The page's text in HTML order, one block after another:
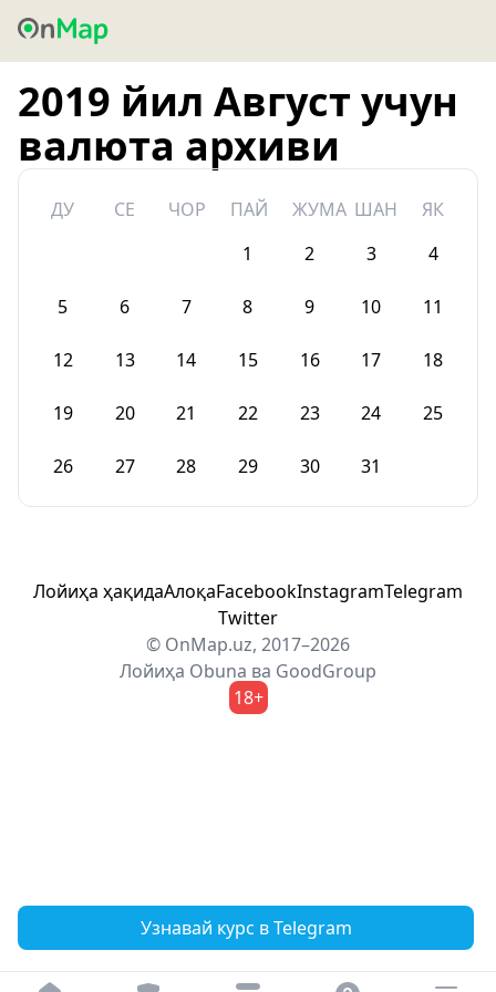
2019 йил Август учун
валюта архиви
ДУ СЕ ЧОР ПАЙ ЖУМА ШАН
ЯК
1
2 3 4
5 6 7 8 9 10 11
12 13 14 15 16 17 18
19 20 21 22 23 24 25
26 27 28 29 30 31
Лойиҳа ҳақидаАлоқаFacebookInstagramTelegram
Twitter
© OnMap.uz, 2017–2026
Лойиҳа Obuna ва GoodGroup
18+
Узнавай курс в Telegram